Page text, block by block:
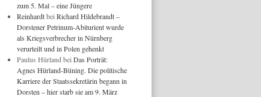
zum 5. Mal – eine Jüngere
Reinhardtbei Richard Hildebrandt –
Dorstener Petrinum-Abiturient wurde
als Kriegsverbrecher in Nürnberg
verurteilt und in Polen gehenkt
Paulus Hürland bei Das Porträt:
Agnes Hürland-Büning. Die politische
Karriere der Staatssekretärin begann in
Dorsten – hier starb sie am 9. März